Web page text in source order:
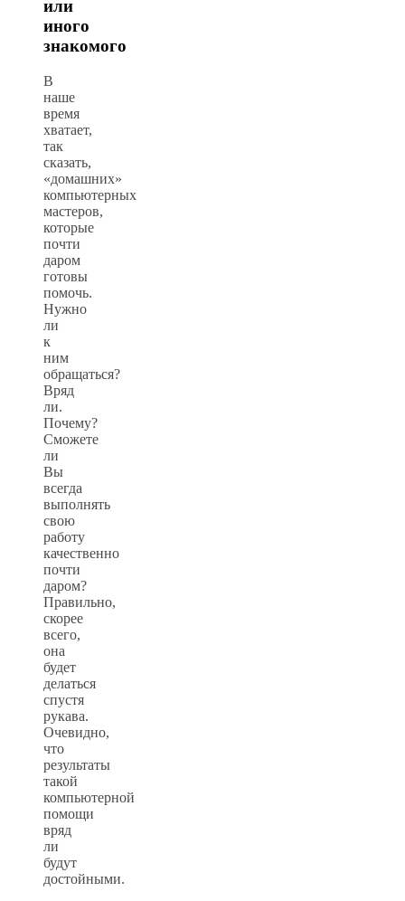
или
иного
знакомого
В
наше
время
хватает,
так
сказать,
«домашних»
компьютерных
мастеров,
которые
почти
даром
готовы
помочь.
Нужно
ли
к
ним
обращаться?
Вряд
ли.
Почему?
Сможете
ли
Вы
всегда
выполнять
свою
работу
качественно
почти
даром?
Правильно,
скорее
всего,
она
будет
делаться
спустя
рукава.
Очевидно,
что
результаты
такой
компьютерной
помощи
вряд
ли
будут
достойными.